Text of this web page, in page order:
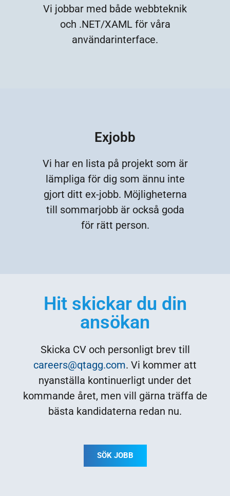
Vi jobbar med både webbteknik
och .NET/XAML för våra
användarinterface.
Exjobb
Vi har en lista på projekt som är
lämpliga för dig som ännu inte
gjort ditt ex-jobb. Möjligheterna
till sommarjobb är också goda
för rätt person.
Hit skickar du din
ansökan
Skicka CV och personligt brev till
careers@qtagg.com. Vi kommer att
nyanställa kontinuerligt under det
kommande året, men vill gärna träffa de
bästa kandidaterna redan nu.
SÖK JOBB